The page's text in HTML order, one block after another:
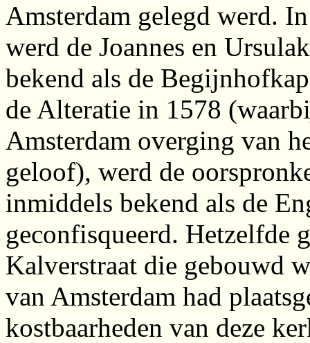
Amsterdam gelegd werd.
werd de Joannes en
bekend als de
de Alteratie in 1578
Amsterdam overging van
geloof), werd de
inmiddels bekend als de
geconfisqueerd. Hetzelfde
Kalverstraat die gebouwd
van Amsterdam had
kostbaarheden van deze